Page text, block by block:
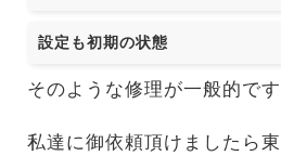
設定も初期の状態
そのような修理が一般的です
私達に御依頼頂けましたら